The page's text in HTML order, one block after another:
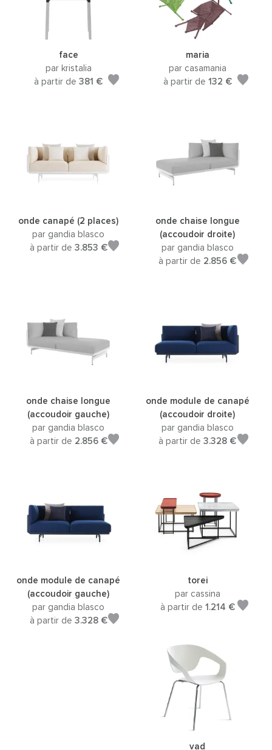
face
par kristalia
à partir de 381 €
maria
par casamania
à partir de 132 €
onde canapé (2 places)
par gandia blasco
à partir de 3.853 €
onde chaise longue
(accoudoir droite)
par gandia blasco
à partir de 2.856 €
onde chaise longue
(accoudoir gauche)
par gandia blasco
à partir de 2.856 €
onde module de canapé
(accoudoir droite)
par gandia blasco
à partir de3.328 €
onde module de canapé
(accoudoir gauche)
par gandia blasco
à partir de 3.328 €
torei
par cassina
à partir de 1.214 €
vad